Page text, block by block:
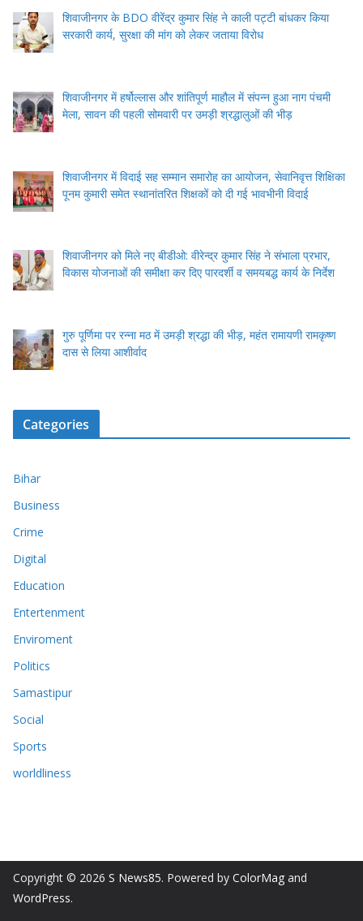
शिवाजीनगर के BDO वीरेंद्र कुमार सिंह ने काली पट्टी बांधकर किया
सरकारी कार्य, सुरक्षा की मांग को लेकर जताया विरोध
शिवाजीनगर में हर्षोल्लास और शांतिपूर्ण माहौल में संपन्न हुआ नाग पंचमी
मेला, सावन की पहली सोमवारी पर उमड़ी श्रद्धालुओं की भीड़
शिवाजीनगर में विदाई सह सम्मान समारोह का आयोजन, सेवानिवृत्त शिक्षिका
पूनम कुमारी समेत स्थानांतरित शिक्षकों को दी गई भावभीनी विदाई
शिवाजीनगर को मिले नए बीडीओ: वीरेन्द्र कुमार सिंह ने संभाला प्रभार,
विकास योजनाओं की समीक्षा कर दिए पारदर्शी व समयबद्ध कार्य के निर्देश
गुरु पूर्णिमा पर रन्ना मठ में उमड़ी श्रद्धा की भीड़, महंत रामायणी रामकृष्ण
दास से लिया आशीर्वाद
Categories
Bihar
Business
Crime
Digital
Education
Entertenment
Enviroment
Politics
Samastipur
Social
Sports
worldliness
Copyright © 2026 S News85. Powered by ColorMag and
WordPress.